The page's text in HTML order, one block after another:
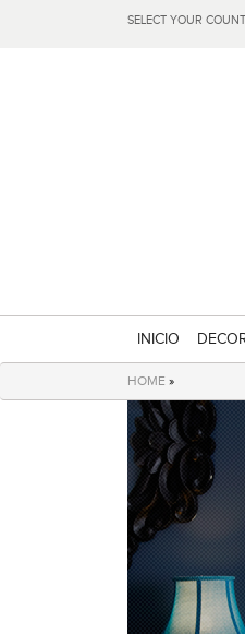
SELECT YOUR
INICIO
HOME »